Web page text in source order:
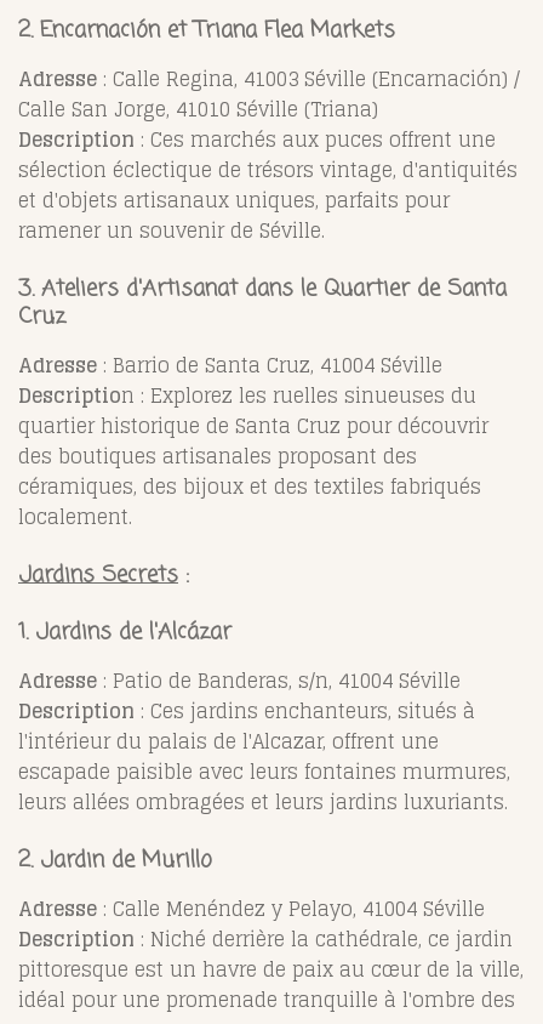
2. Encarnación et Triana Flea Markets
Adresse : Calle Regina, 41003 Séville (Encarnación) /
Calle San Jorge, 41010 Séville (Triana)
Description : Ces marchés aux puces offrent une
sélection éclectique de trésors vintage, d'antiquités
et d'objets artisanaux uniques, parfaits pour
ramener un souvenir de Séville.
3. Ateliers d'Artisanat dans le Quartier de Santa
Cruz
Adresse : Barrio de Santa Cruz, 41004 Séville
Description : Explorez les ruelles sinueuses du
quartier historique de Santa Cruz pour découvrir
des boutiques artisanales proposant des
céramiques, des bijoux et des textiles fabriqués
localement.
Jardins Secrets :
1. Jardins de l'Alcázar
Adresse : Patio de Banderas, s/n, 41004 Séville
Description : Ces jardins enchanteurs, situés à
l'intérieur du palais de l'Alcazar, offrent une
escapade paisible avec leurs fontaines murmures,
leurs allées ombragées et leurs jardins luxuriants.
2. Jardin de Murillo
Adresse : Calle Menéndez y Pelayo, 41004 Séville
Description : Niché derrière la cathédrale, ce jardin
pittoresque est un havre de paix au cœur de la ville,
idéal pour une promenade tranquille à l'ombre des